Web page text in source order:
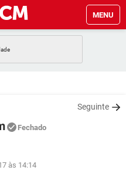
MENU
GMAIL
WHATSAPP
EXCEL
Seguinte
Fechado
às 14:14